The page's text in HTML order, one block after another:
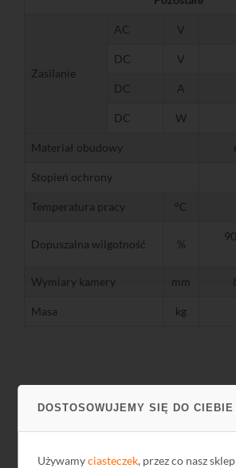
DOSTOSOWUJEMY SIĘ DO CIEBIE
Używamyciasteczek, przez co nasz
Zasilanie
AC V
DC V
DC A
DC W
Materiał obudowy
Stopień ochrony
Temperatura pracy °C
Dopuszalna wilgotność %
Wymiary kamery mm
Masa kg
Pliki do pobrania